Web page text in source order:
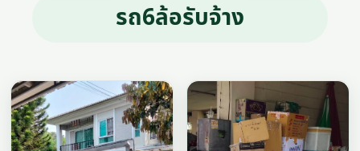
รถ6ล้อรับจ้าง